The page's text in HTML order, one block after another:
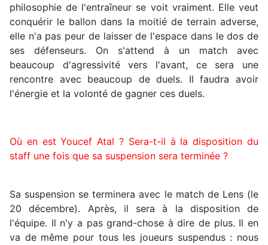
philosophie de l'entraîneur se voit vraiment. Elle veut
conquérir le ballon dans la moitié de terrain adverse,
elle n'a pas peur de laisser de l'espace dans le dos de
ses défenseurs. On s'attend à un match avec
beaucoup d'agressivité vers l'avant, ce sera une
rencontre avec beaucoup de duels. Il faudra avoir
l'énergie et la volonté de gagner ces duels.
Où en est Youcef Atal ? Sera-t-il à la disposition du
staff une fois que sa suspension sera terminée ?
Sa suspension se terminera avec le match de Lens (le
20 décembre). Après, il sera à la disposition de
l'équipe. Il n'y a pas grand-chose à dire de plus. Il en
va de même pour tous les joueurs suspendus : nous